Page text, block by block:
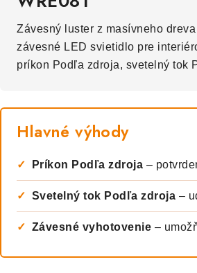
Závesný luster z masívneho
závesné LED svietidlo pre
príkon Podľa zdroja, svetelný tok
Hlavné výhody
✓ Príkon Podľa zdroja –
✓ Svetelný tok Podľa zdroja –
✓ Závesné vyhotovenie –